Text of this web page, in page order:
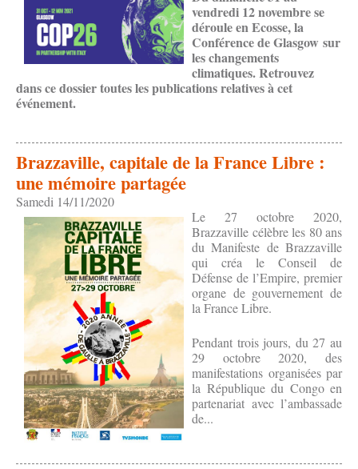
vendredi 12 novembre se
déroule en Ecosse, la
Conférence de Glasgow sur
les changements
climatiques. Retrouvez
dans ce dossier toutes les publications relatives à cet
événement.
Brazzaville, capitale de la France Libre :
une mémoire partagée
Samedi 14/11/2020
Le 27 octobre 2020,
Brazzaville célèbre les 80 ans
du Manifeste de Brazzaville
qui créa le Conseil de
Défense de l’Empire, premier
organe de gouvernement de
la France Libre.
Pendant trois jours, du 27 au
29 octobre 2020, des
manifestations organisées par
la République du Congo en
partenariat avec l’ambassade
de...